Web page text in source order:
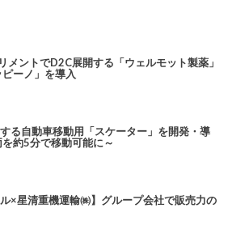
メントでD2C展開する「ウェルモット製薬」
ーノ」を導入
る自動車移動用「スケーター」を開発・導
約5分で移動可能に～
×星清重機運輸㈱】グループ会社で販売力の